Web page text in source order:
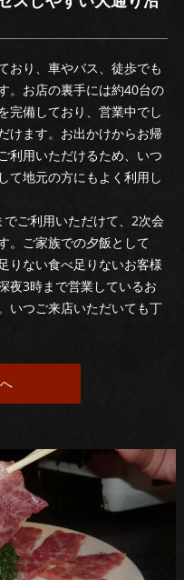
おり、車やバス、徒歩でも
。お店の裏手には約40台の
完備しており、営業中でし
けます。お出かけからお帰
利用いただけるため、いつ
て地元の方にもよく利用し
ご利用いただけて、2次会
。ご家族での夕飯として
りない食べ足りないお客様
夜3時まで営業しているお
いつご来店いただいても丁